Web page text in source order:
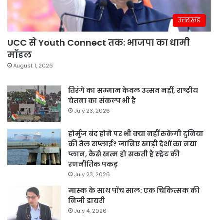
उत्तराखंड
UCC से Youth Connect तक: भाजपा का धामी
मॉडल
August 1, 2026
तिरंगे का सम्मान केवल उत्सव नहीं, राष्ट्रीय
चेतना का संकल्प भी है
July 23, 2026
होर्मुज बंद होने पर भी क्या नहीं रुकेगी दुनिया
की तेल सप्लाई? जानिए खाड़ी देशों का नया
प्लान, कैसे खत्म हो सकती है स्ट्रेट की
रणनीतिक पकड़
July 23, 2026
मास्क के साथ पॉच साल: एक चिकित्सक की
निजी डायरी
July 4, 2026